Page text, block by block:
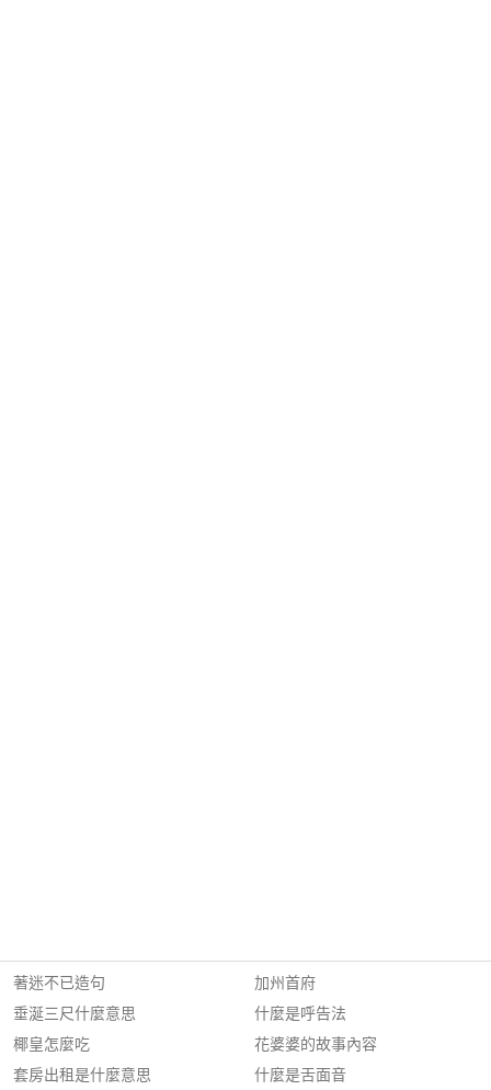
著迷不已造句
垂涎三尺什麼意思
椰皇怎麼吃
套房出租是什麼意思
加州首府
什麼是呼告法
花婆婆的故事內容
什麼是舌面音